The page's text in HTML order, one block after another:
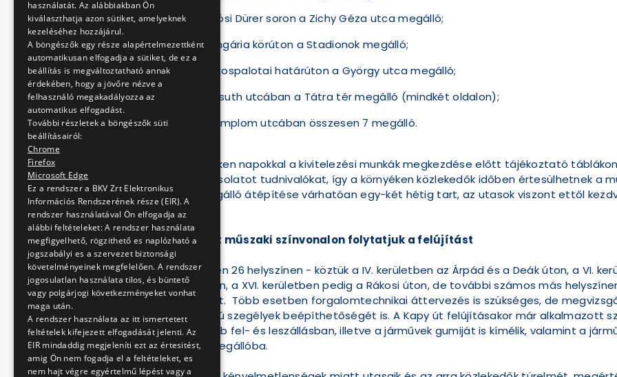
a XIV. kerületi Ajtósi Dürer soron a Zichy Géza utca megálló;
a XIV. kerületi Hungária körúton a Stadionok megálló;
a XVI. kerületi Rákospalotai határúton a György utca megálló;
a XX. kerületi Kossuth utcában a Tátra tér megálló (mindkét oldalon);
a XXIII. kerületi Templom utcában összesen 7 megálló.
Az érintett helyszíneken napokkal a kivitelezési munkák megkezdése előtt tájékoztató
áthelyezésével kapcsolatot tudnivalókat, így a környéken közlekedők időben értesülhetnek a
idejéről. Egy-egy megálló átépítése várhatóan egy-két hétig tart, az utasok viszont ettől
vehetnek igénybe.
26 helyszínen emelt műszaki színvonalon folytatjuk a felújítást
Az év második felében 26 helyszínen - köztük a IV. kerületben az Árpád és a Deák úton, a VI.
Podmaniczky utcában, a XVI. kerületben pedig a Rákosi úton, de további számos más
fel a megállóhelyeket. Több esetben forgalomtechnikai áttervezés is szükséges, de
segítő, homorú oldalú szegélyek beépíthetőségét is. A Kapy út felújításakor már alkalmazott
utasoknak a könnyebb fel- és leszállásban, illetve a járművek gumiját is kímélik, valamint a
teszik a beállást a megállóba.
használatát. Az alábbiakban Ön
kiválaszthatja azon sütiket, amelyeknek
kezeléséhez hozzájárul.
A böngészők egy része alapértelmezettként
automatikusan elfogadja a sütiket, de ez a
beállítás is megváltoztatható annak
érdekében, hogy a jövőre nézve a
felhasználó megakadályozza az
automatikus elfogadást.
További részletek a böngészők süti
beállításairól:
Chrome
Firefox
Microsoft Edge
Ez a rendszer a BKV Zrt Elektronikus
Információs Rendszerének része (EIR). A
rendszer használatával Ön elfogadja az
alábbi feltételeket: A rendszer használata
megfigyelhető, rögzithető es naplózható a
jogszabályi es a szervezet biztonsági
követelményeinek megfelelően. A rendszer
jogosulatlan használata tilos, és büntető
vagy polgárjogi következményeket vonhat
maga után.
A rendszer használata az itt ismertetett
feltételek kifejezett elfogadását jelenti. Az
EIR mindaddig megjeleníti ezt az értesitést,
amig Ön nem fogadja el a feltételeket, es
nem hajt végre egyértelmű lépést vagy a